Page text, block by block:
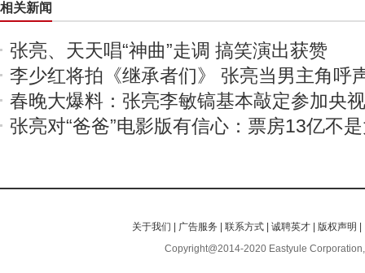
相关新闻
张亮、天天唱“神曲”走调 搞笑演出获赞
李少红将拍《继承者们》 张亮当男主角呼
春晚大爆料：张亮李敏镐基本敲定参加央
张亮对“爸爸”电影版有信心：票房13亿不
关于我们 广告服务 |联系方式 |诚聘英才 版权声明
Copyright@2014-2020 Eastyule